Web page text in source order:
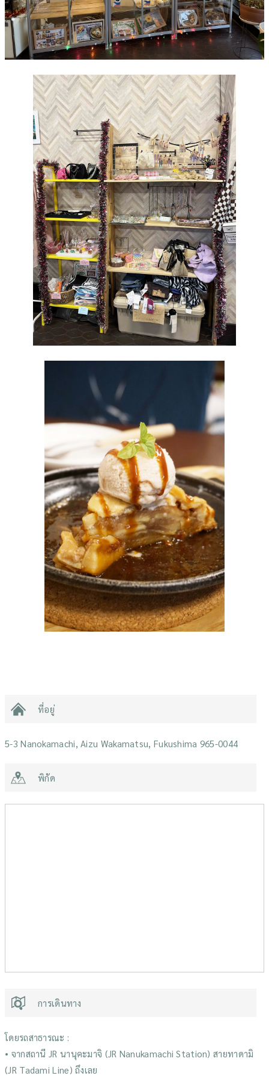
ที่อยู่
5-3 Nanokamachi, Aizu Wakamatsu, Fukushima 965-0044
พิกัด
การเดินทาง
โดยรถสาธารณะ :
• จากสถานี JR นานุคะมาจิ (JR Nanukamachi Station) สายทาดามิ
(JR Tadami Line) ถึงเลย